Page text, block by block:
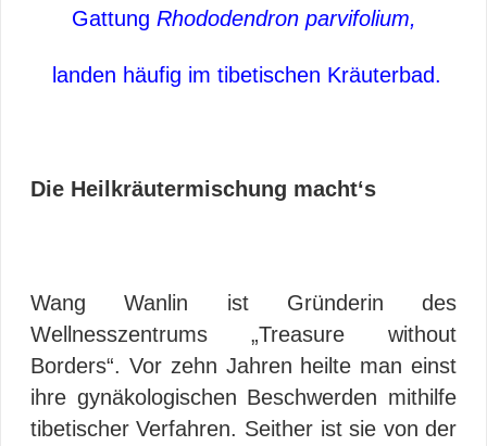
Gattung Rhododendron parvifolium,
landen häufig im tibetischen Kräuterbad.
Die Heilkräutermischung macht‘s
Wang Wanlin ist Gründerin des
Wellnesszentrums „Treasure without
Borders“. Vor zehn Jahren heilte man einst
ihre gynäkologischen Beschwerden mithilfe
tibetischer Verfahren. Seither ist sie von der